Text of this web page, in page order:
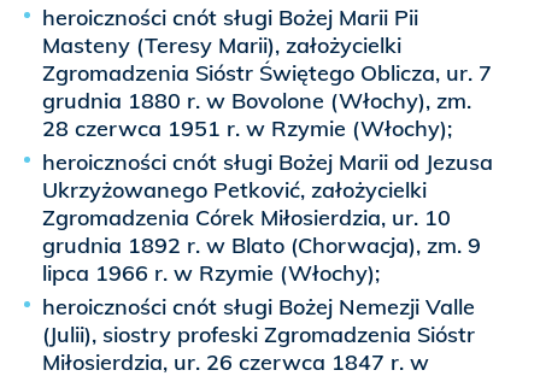
heroiczności cnót sługi Bożej Marii Pii
Masteny (Teresy Marii), założycielki
Zgromadzenia Sióstr Świętego Oblicza, ur. 7
grudnia 1880 r. w Bovolone (Włochy), zm.
28 czerwca 1951 r. w Rzymie (Włochy);
heroiczności cnót sługi Bożej Marii od Jezusa
Ukrzyżowanego Petković, założycielki
Zgromadzenia Córek Miłosierdzia, ur. 10
grudnia 1892 r. w Blato (Chorwacja), zm. 9
lipca 1966 r. w Rzymie (Włochy);
heroiczności cnót sługi Bożej Nemezji Valle
(Julii), siostry profeski Zgromadzenia Sióstr
Miłosierdzia, ur. 26 czerwca 1847 r. w